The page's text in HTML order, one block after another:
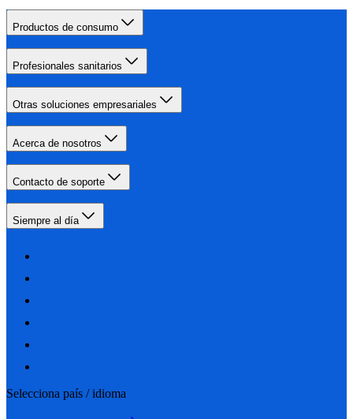
Productos de consumo
Profesionales sanitarios
Otras soluciones empresariales
Acerca de nosotros
Contacto de soporte
Siempre al día
Selecciona país / idioma